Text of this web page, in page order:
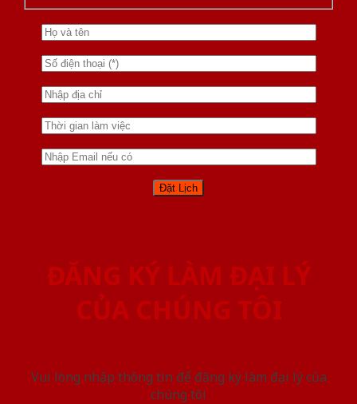
ĐĂNG KÝ LÀM ĐẠI LÝ
CỦA CHÚNG TÔI
Vui lòng nhập thông tin để đăng ký làm đại lý của
chúng tôi